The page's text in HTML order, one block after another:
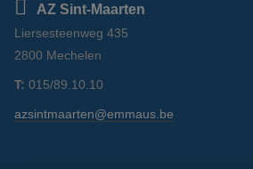
AZ Sint-Maarten
Liersesteenweg 435
2800 Mechelen
T: 015/89.10.10
azsintmaarten@emmaus.be